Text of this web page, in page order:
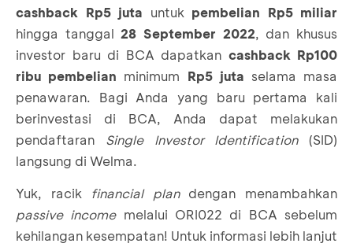
cashback Rp5 juta untuk pembelian Rp5 miliar
hingga tanggal28 September 2022, dan khusus
investor baru di BCA dapatkan cashback Rp100
ribu pembelian minimum Rp5 juta selama masa
penawaran. Bagi Anda yang baru pertama kali
berinvestasi di BCA, Anda dapat melakukan
pendaftaran Single Investor Identification (SID)
langsung di Welma.
Yuk, racik financial plan dengan menambahkan
passive incomemelalui ORI022 di BCA sebelum
kehilangan kesempatan! Untuk informasi lebih lanjut